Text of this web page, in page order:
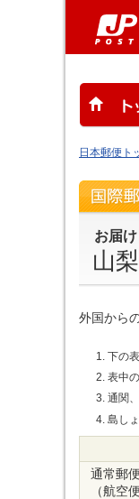
日本郵便ト
お届
山
外国から
下の
表中
通関
島し
通常郵
（航空便